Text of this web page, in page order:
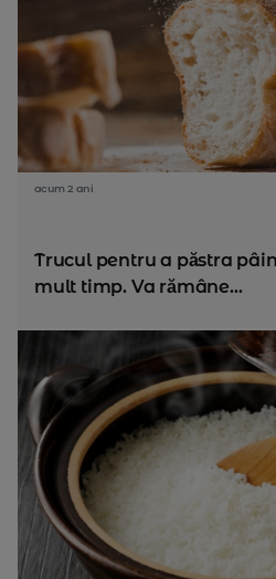
acum 2 ani
Trucul pentru a păstra
mult timp. Va rămâne...